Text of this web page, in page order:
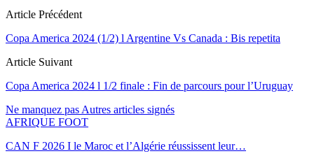
Article Précédent
Copa America 2024 (1/2) l Argentine Vs Canada : Bis repetita
Article Suivant
Copa America 2024 l 1/2 finale : Fin de parcours pour l’Uruguay
Ne manquez pas Autres articles signés
AFRIQUE FOOT
CAN F 2026 I le Maroc et l’Algérie réussissent leur…